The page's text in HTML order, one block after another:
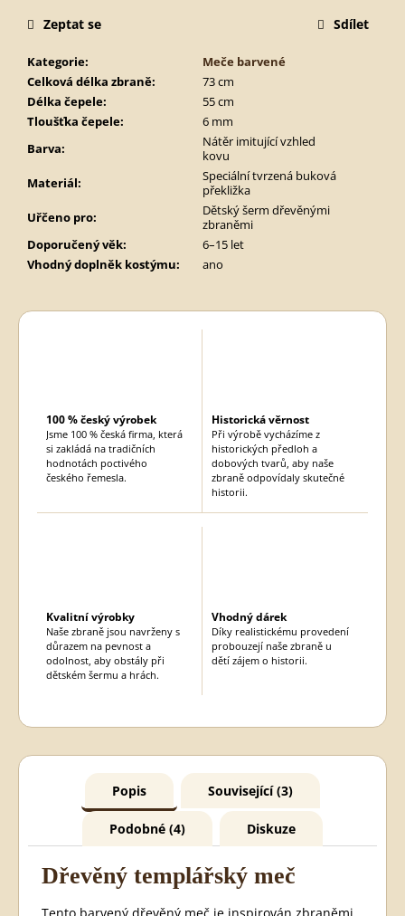
Kategorie:
Meče barvené
Celková délka zbraně:
73 cm
Délka čepele:
55 cm
Tloušťka čepele:
6 mm
Barva:
Nátěr imitující vzhled
kovu
Materiál:
Speciální tvrzená buková
překližka
Uřčeno pro:
Dětský šerm dřevěnými
zbraněmi
Doporučený věk:
6–15 let
Vhodný doplněk kostýmu: ano
Zeptat se Sdílet
100 % český výrobek
Jsme 100 % česká firma, která
si zakládá na tradičních
hodnotách poctivého
českého řemesla.
Historická věrnost
Při výrobě vycházíme z
historických předloh a
dobových tvarů, aby naše
zbraně odpovídaly skutečné
historii.
Kvalitní výrobky
Naše zbraně jsou navrženy s
důrazem na pevnost a
odolnost, aby obstály při
dětském šermu a hrách.
Vhodný dárek
Díky realistickému provedení
probouzejí naše zbraně u
dětí zájem o historii.
Popis Související (3)
Podobné (4) Diskuze
Dřevěný templářský meč